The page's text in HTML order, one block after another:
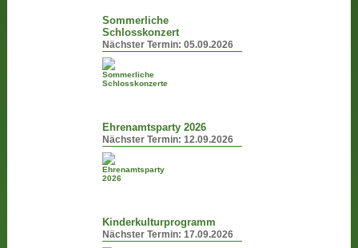
Sommerliche
Schlosskonzert
Nächster Termin:05.09.2026
Ehrenamtsparty 2026
Nächster Termin:12.09.2026
Kinderkulturprogramm
Nächster Termin:17.09.2026